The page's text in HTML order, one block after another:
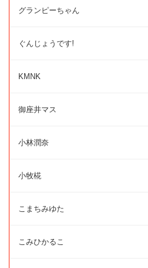
グランピーちゃん
ぐんじょうです!
KMNK
御座井マス
小林潤奈
小牧椛
こまちみゆた
こみひかるこ